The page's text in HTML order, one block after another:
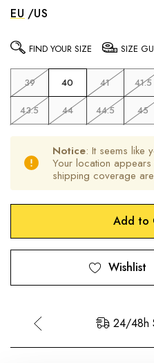
EU
US
FIND YOUR SIZE SIZE
39 40 41 41.5
43.5 44 44.5 45
Notice: It seems like
Your location
shipping coverage
Hurry
Current
Wishlist
24/48h